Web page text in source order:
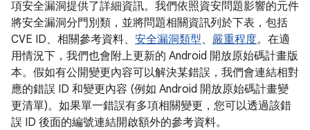
項安全漏洞提供了詳細資訊。我們依照資安問題影響的元件
將安全漏洞分門別類，並將問題相關資訊列於下表，包括
CVE ID、相關參考資料、 安全漏洞類型、 嚴重程度。在適
用情況下，我們也會附上更新的 Android 開放原始碼計畫版
本。假如有公開變更內容可以解決某錯誤，我們會連結相對
應的錯誤 ID 和變更內容 (例如 Android 開放原始碼計畫變
更清單)。如果單一錯誤有多項相關變更，您可以透過該錯
誤 ID 後面的編號連結開啟額外的參考資料。